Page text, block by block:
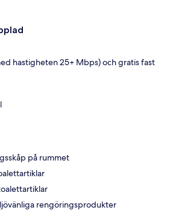
hastigheten 25+ Mbps) och gratis fast
på rummet
rengöringsprodukter